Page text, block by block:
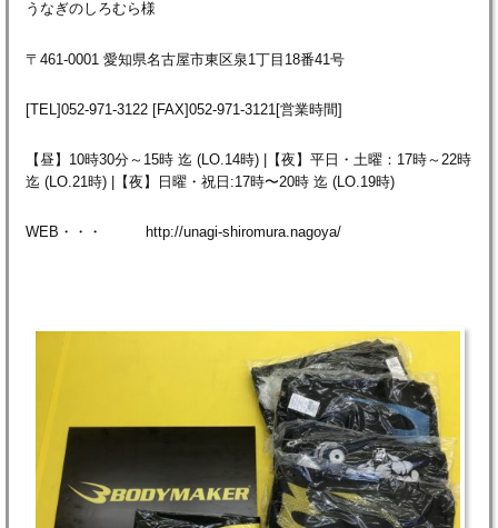
うなぎのしろむら様
〒461-0001 愛知県名古屋市東区泉1丁目18番41号
[TEL]052-971-3122 [FAX]052-971-3121 [営業時間]
【昼】10時30分～15時 迄 (LO.14時) |【夜】平日・土曜：17時～22時
迄 (LO.21時) |【夜】日曜・祝日:17時〜20時 迄 (LO.19時)
WEB・・・ http://unagi-shiromura.nagoya/